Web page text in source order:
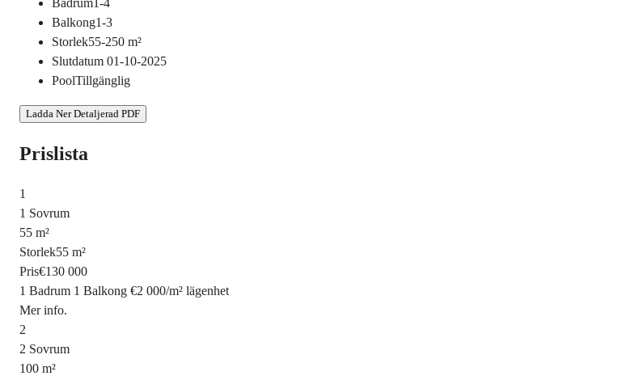
Badrum1-4
Balkong1-3
Storlek55-250 m²
Slutdatum 01-10-2025
PoolTillgänglig
Ladda Ner Detaljerad PDF
Prislista
1
1 Sovrum
55 m²
Storlek55 m²
Pris€130 000
1 Badrum 1 Balkong €2 000/m² lägenhet
Mer info.
2
2 Sovrum
100 m²